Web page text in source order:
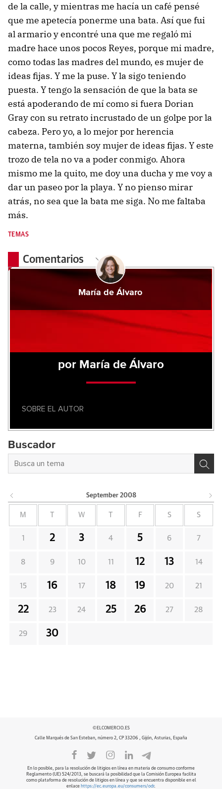
de la calle, y mientras me hacía un café pensé
que me apetecía ponerme una bata. Así que fui
al armario y encontré una que me regaló mi
madre hace unos pocos Reyes, porque mi madre,
como todas las madres del mundo, es mujer de
ideas fijas. Y me la puse. Y la sigo teniendo
puesta. Y tengo la sensación de que la bata se
está apoderando de mí como si fuera Dorian
Gray con su retrato incrustado de un golpe por la
cabeza. Pero yo, a lo mejor por herencia
materna, también soy mujer de ideas fijas. Y este
trozo de tela no va a poder conmigo. Ahora
mismo me la quito, me doy una ducha y me voy a
dar un paseo por la playa. Y no pienso mirar
atrás, no sea que la bata me siga. No me faltaba
más.
TEMAS
Comentarios
María de Álvaro
por María de Álvaro
SOBRE EL AUTOR
Buscador
September 2008
M W F S S
1 2 3 4 5 6 7
8 9 10 11 12 13 14
15 16 17 18 19 20 21
22 23 24 25 26 27 28
29 30
©ELCOMERCIO.ES
Calle Marqués de San Esteban, número 2, CP 33206 , Gijón, Asturias, España
En lo posible, para la resolución de litigios en línea en materia de consumo conforme
Reglamento (UE) 524/2013, se buscará la posibilidad que la Comisión Europea facilita
como plataforma de resolución de litigios en línea y que se encuentra disponible en el
enlace https://ec.europa.eu/consumers/odr.